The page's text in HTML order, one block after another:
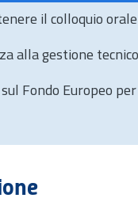
il colloquio
alla gestione
Fondo Europeo